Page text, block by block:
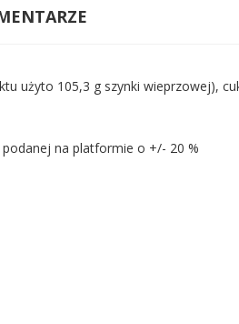
użyto 105,3 g szynki wieprzowej),
na platformie o +/- 20 %